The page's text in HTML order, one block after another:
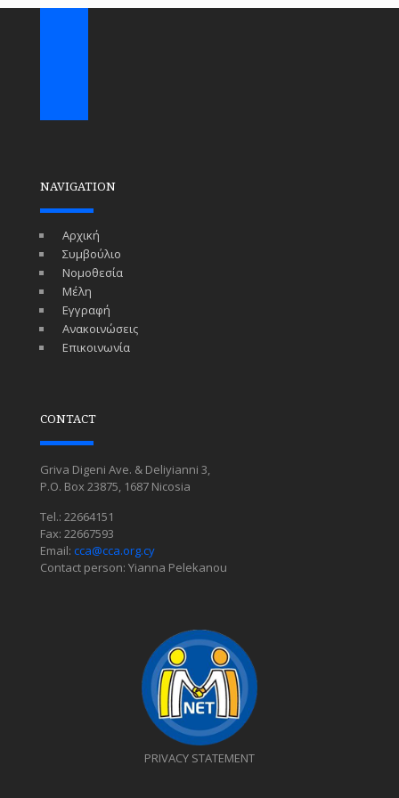
NAVIGATION
Αρχική
Συμβούλιο
Νομοθεσία
Μέλη
Εγγραφή
Ανακοινώσεις
Επικοινωνία
CONTACT
Griva Digeni Ave. & Deliyianni 3,
P.O. Box 23875, 1687 Nicosia
Tel.: 22664151
Fax: 22667593
Email: cca@cca.org.cy
Contact person: Yianna Pelekanou
PRIVACY STATEMENT